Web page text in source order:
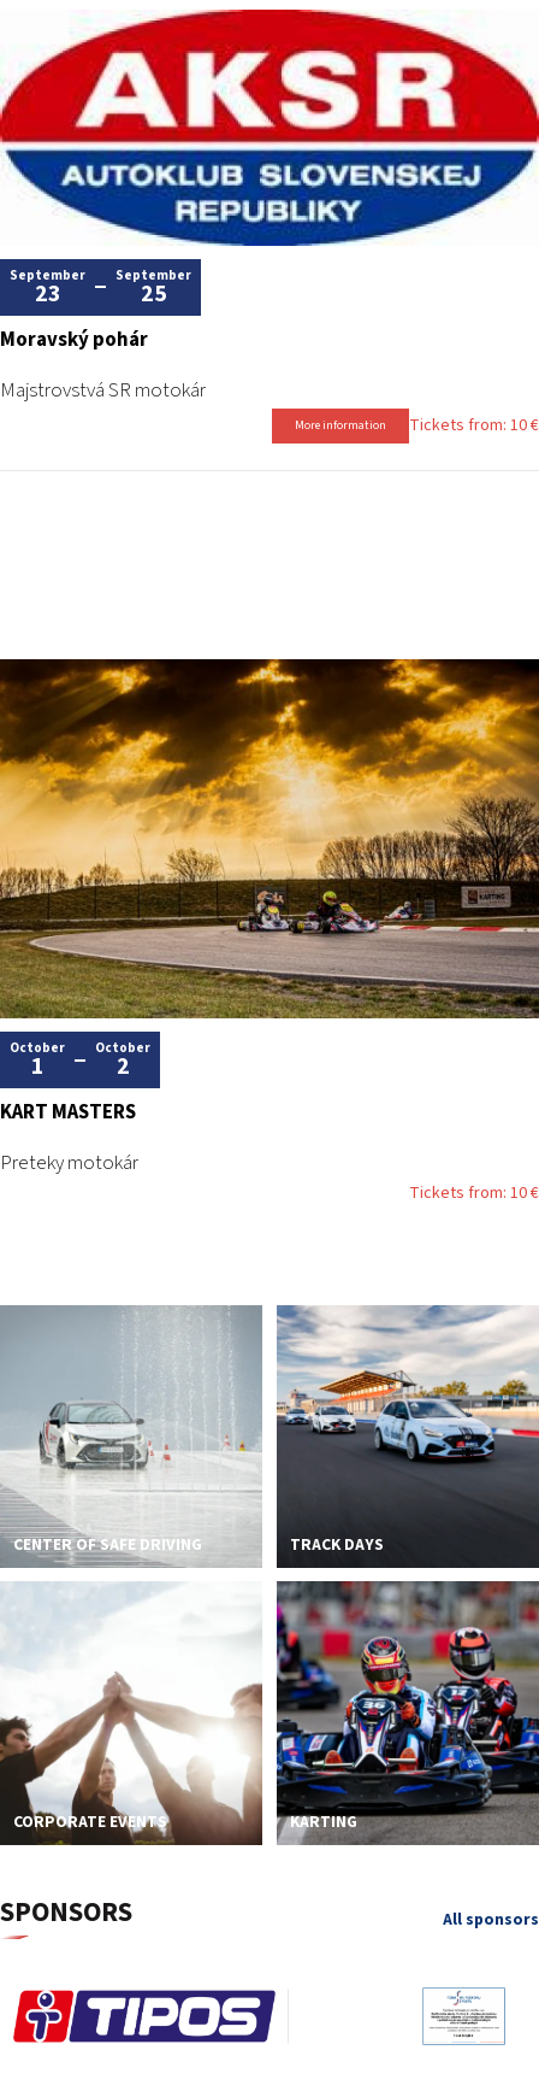
September
23
September
25
Moravský pohár
Majstrovstvá SR motokár
More information Tickets from: 10 €
October
1
October
2
KART MASTERS
Preteky motokár
Tickets from: 10 €
CENTER OF SAFE DRIVING TRACK DAYS
CORPORATE EVENTS KARTING
SPONSORS All sponsors